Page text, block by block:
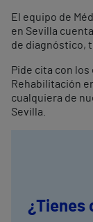
El equipo de
en Sevilla
de diagnóstico,
Pide cita con
Rehabilitación
cualquiera de
Sevilla.
¿Tienes